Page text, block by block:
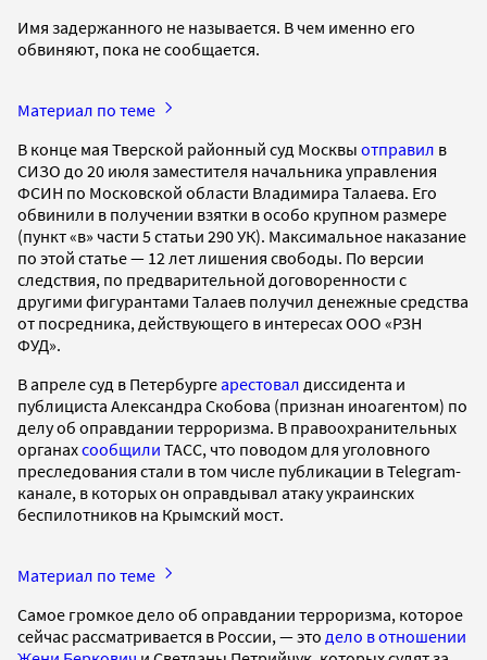
Имя задержанного не называется. В чем именно его
обвиняют, пока не сообщается.
Материал по теме
В конце мая Тверской районный суд Москвы отправил в
СИЗО до 20 июля заместителя начальника управления
ФСИН по Московской области Владимира Талаева. Его
обвинили в получении взятки в особо крупном размере
(пункт «в» части 5 статьи 290 УК). Максимальное наказание
по этой статье — 12 лет лишения свободы. По версии
следствия, по предварительной договоренности с
другими фигурантами Талаев получил денежные средства
от посредника, действующего в интересах ООО «РЗН
ФУД».
В апреле суд в Петербургеарестовал диссидента и
публициста Александра Скобова (признан иноагентом) по
делу об оправдании терроризма. В правоохранительных
органахсообщили ТАСС, что поводом для уголовного
преследования стали в том числе публикации в Telegram-
канале, в которых он оправдывал атаку украинских
беспилотников на Крымский мост.
Материал по теме
Самое громкое дело об оправдании терроризма, которое
сейчас рассматривается в России, — это дело в отношении